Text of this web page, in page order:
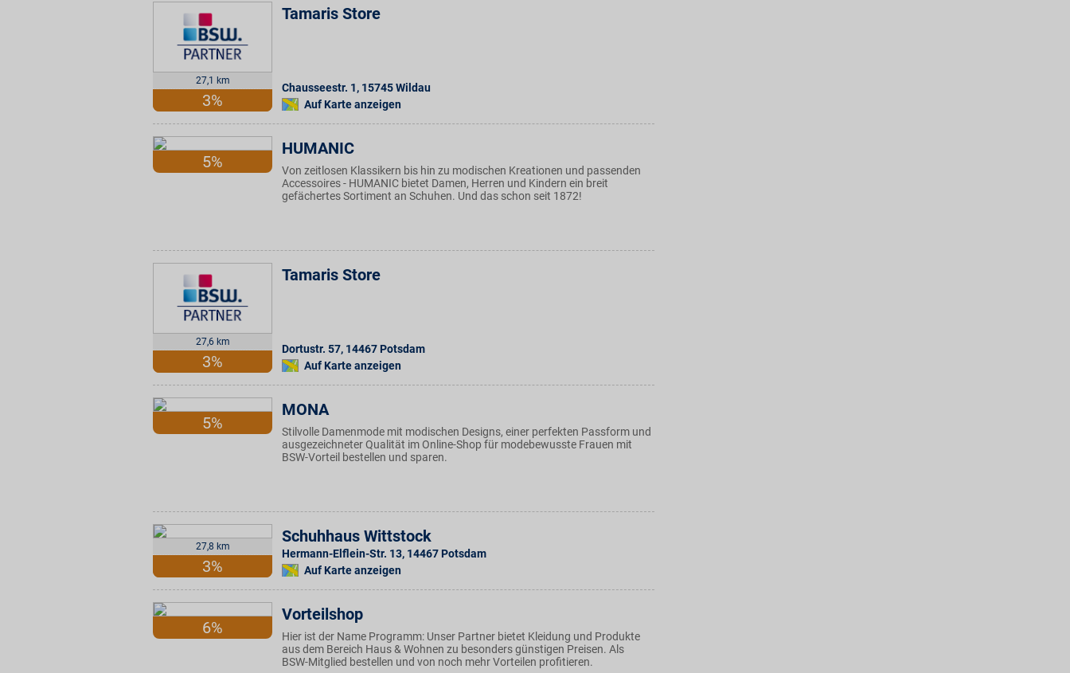
27,1 km
3%
Tamaris Store
Chausseestr. 1, 15745Wildau
Auf Karte anzeigen
5%
HUMANIC
Von zeitlosen Klassikern bis hin zu modischen Kreationen und passenden
Accessoires - HUMANIC bietet Damen, Herren und Kindern ein breit
gefächertes Sortiment an Schuhen. Und das schon seit 1872!
27,6 km
3%
Tamaris Store
Dortustr. 57, 14467 Potsdam
Auf Karte anzeigen
5%
MONA
Stilvolle Damenmode mit modischen Designs, einer perfekten Passform und
ausgezeichneter Qualität im Online-Shop für modebewusste Frauen mit
BSW-Vorteil bestellen und sparen.
27,8 km
3%
Schuhhaus Wittstock
Hermann-Elflein-Str. 13, 14467 Potsdam
Auf Karte anzeigen
6%
Vorteilshop
Hier ist der Name Programm: Unser Partner bietet Kleidung und Produkte
aus dem Bereich Haus & Wohnen zu besonders günstigen Preisen. Als
BSW-Mitglied bestellen und von noch mehr Vorteilen profitieren.